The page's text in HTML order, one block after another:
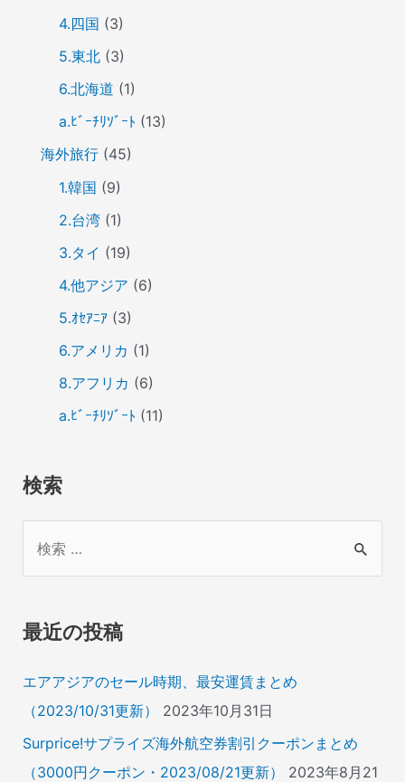
4.四国 (3)
5.東北(3)
6.北海道 (1)
a.ﾋﾞｰﾁﾘｿﾞｰﾄ (13)
海外旅行(45)
1.韓国 (9)
2.台湾(1)
3.タイ (19)
4.他アジア (6)
5.ｵｾｱﾆｱ(3)
6.アメリカ (1)
8.アフリカ (6)
a.ﾋﾞｰﾁﾘｿﾞｰﾄ (11)
検索
象
最近の投稿
エアアジアのセール時期、最安運賃まとめ
（2023/10/31更新）
2023年10月31日
Surprice!サプライズ海外航空券割引クーポンまとめ
（3000円クーポン・2023/08/21更新）
2023年8月21